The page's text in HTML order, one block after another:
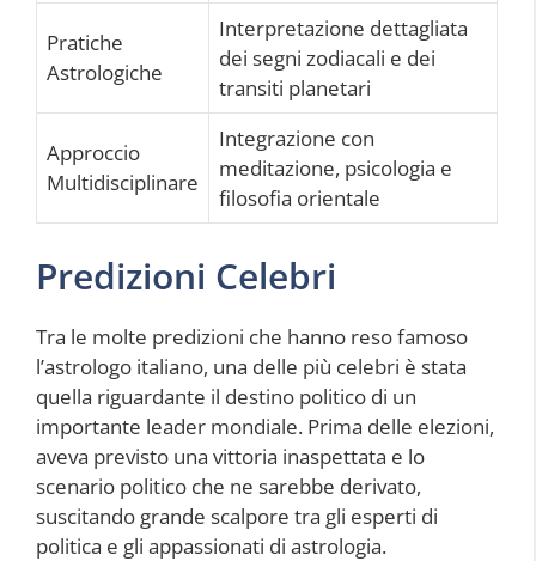
Pratiche
Astrologiche
Interpretazione dettagliata
dei segni zodiacali e dei
transiti planetari
Approccio
Multidisciplinare
Integrazione con
meditazione, psicologia e
filosofia orientale
Predizioni Celebri
Tra le molte predizioni che hanno reso famoso
l’astrologo italiano, una delle più celebri è stata
quella riguardante il destino politico di un
importante leader mondiale. Prima delle elezioni,
aveva previsto una vittoria inaspettata e lo
scenario politico che ne sarebbe derivato,
suscitando grande scalpore tra gli esperti di
politica e gli appassionati di astrologia.